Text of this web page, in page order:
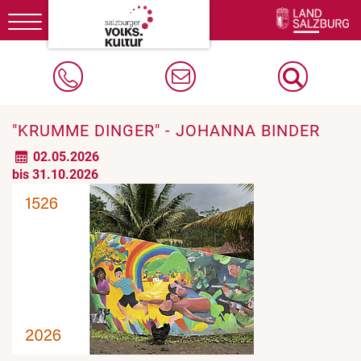
Toggle
navigation
"KRUMME DINGER" - JOHANNA BINDER
02.05.2026
bis 31.10.2026